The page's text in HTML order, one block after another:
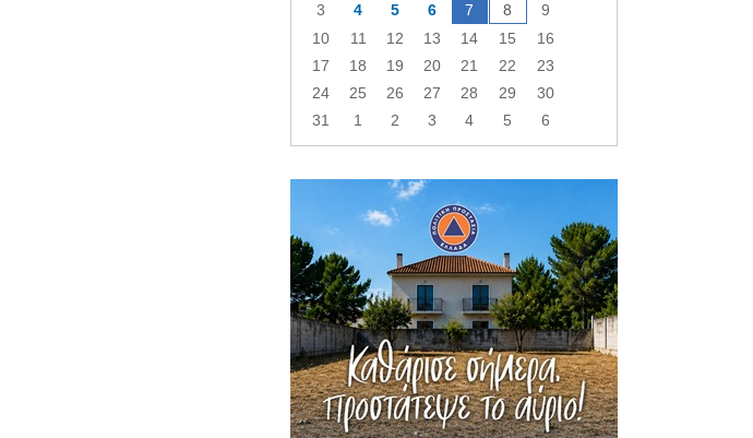
3
4 5 6 7 8
9
10
11 12 13 14 15
16
17
18 19 20 21 22
23
24
25 26 27 28 29
30
31
1 2 3 4 5 6